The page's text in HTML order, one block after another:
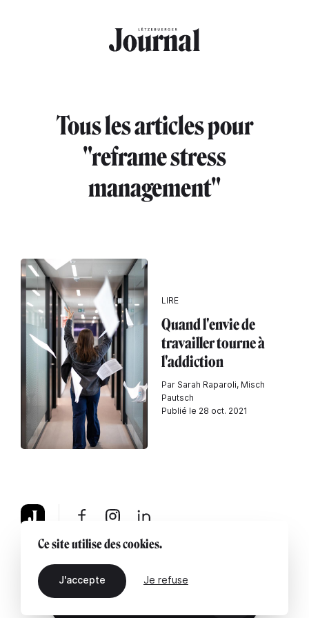
Tous les articles pour
"reframe stress
management"
LIRE
Quand l'envie de
travailler tourne à
l'addiction
Par Sarah Raparoli, Misch
Pautsch
Publié le 28 oct. 2021
À propos Mentions légales Contactez-nous
Ce site utilise des cookies.
J'accepte Je refuse